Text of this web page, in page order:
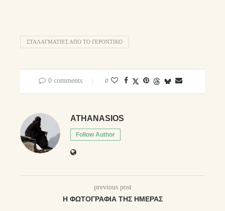
ΣΤΑΛΑΓΜΑΤΙΕΣ ΑΠΟ ΤΟ ΓΕΡΟΝΤΙΚΟ
0 comments 0
ATHANASIOS
Follow Author
previous post
Η ΦΩΤΟΓΡΑΦΊΑ ΤΗΣ ΗΜΈΡΑΣ